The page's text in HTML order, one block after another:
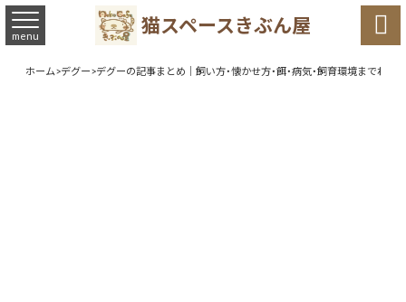
猫スペースきぶん屋
menu 
ホーム>デグー>デグーの記事まとめ｜飼い方・懐かせ方・餌・病気・飼育環境までわか